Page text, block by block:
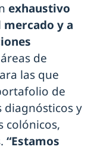
exhaustivo
mercado y a
de
las que
de
y
colónicos,
“Estamos